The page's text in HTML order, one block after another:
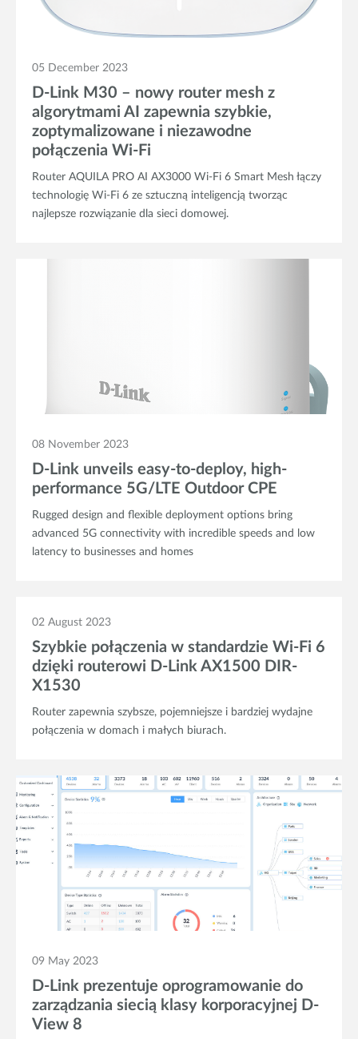
05 December 2023
D-Link M30 – nowy router mesh z
algorytmami AI zapewnia szybkie,
zoptymalizowane i niezawodne
połączenia Wi-Fi
Router AQUILA PRO AI AX3000 Wi-Fi 6 Smart Mesh łączy
technologię Wi-Fi 6 ze sztuczną inteligencją tworząc
najlepsze rozwiązanie dla sieci domowej.
08 November 2023
D-Link unveils easy-to-deploy, high-
performance 5G/LTE Outdoor CPE
Rugged design and flexible deployment options bring
advanced 5G connectivity with incredible speeds and low
latency to businesses and homes
02 August 2023
Szybkie połączenia w standardzie Wi-Fi 6
dzięki routerowi D-Link AX1500 DIR-
X1530
Router zapewnia szybsze, pojemniejsze i bardziej wydajne
połączenia w domach i małych biurach.
09 May 2023
D-Link prezentuje oprogramowanie do
zarządzania siecią klasy korporacyjnej D-
View 8